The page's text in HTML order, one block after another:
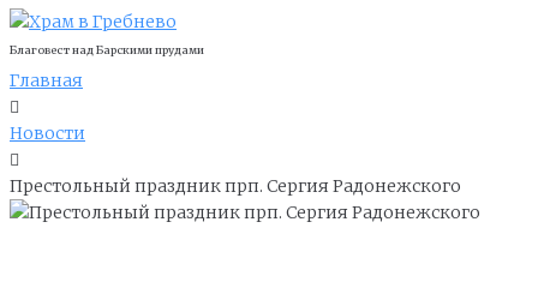
Благовест над Барскими прудами
Главная
Новости
Престольный праздник прп. Сергия Радонежского